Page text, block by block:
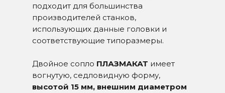
подходит для большинства
производителей станков,
использующих данные головки и
соответствующие типоразмеры.
Двойное сопло ПЛАЗМАКАТ имеет
вогнутую, седловидную форму,
высотой 15 мм, внешним диаметром